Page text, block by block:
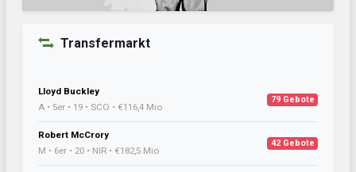
Transfermarkt
Lloyd Buckley
A • 5er • 19 • SCO • €116,4 Mio
79 Gebote
Robert McCrory
M • 6er • 20 • NIR • €182,5 Mio
42 Gebote